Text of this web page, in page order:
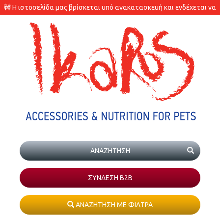
🚧 Η ιστοσελίδα μας βρίσκεται υπό ανακατασκευή και ενδέχεται να
υπάρχουν διαφορές στις διαθεσιμότητες των προϊόντων.
ΣΥΝΔΕΣΗ Β2Β
ΑΝΑΖΗΤΗΣΗ ΜΕ ΦΙΛΤΡΑ